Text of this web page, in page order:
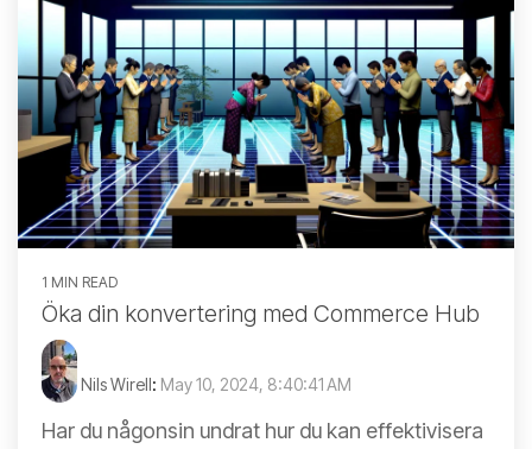
1 MIN READ
Öka din konvertering med Commerce Hub
Nils Wirell: May 10, 2024, 8:40:41 AM
Har du någonsin undrat hur du kan effektivisera